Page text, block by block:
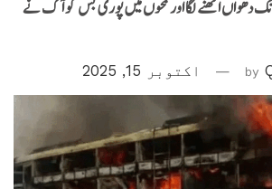
اٹھنے لگا اور لمحوں میں پوری بس کو آگ نے
by اکتوبر 15, 2025